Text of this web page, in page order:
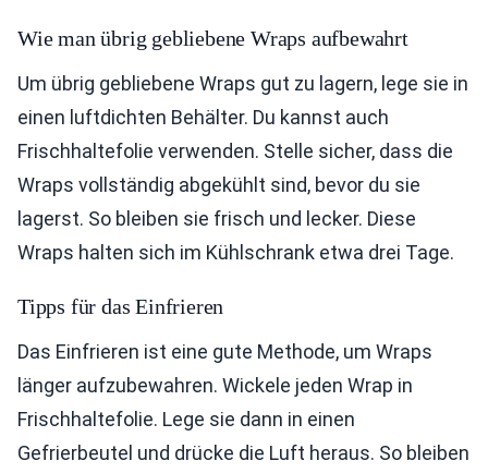
Wie man übrig gebliebene Wraps aufbewahrt
Um übrig gebliebene Wraps gut zu lagern, lege sie in
einen luftdichten Behälter. Du kannst auch
Frischhaltefolie verwenden. Stelle sicher, dass die
Wraps vollständig abgekühlt sind, bevor du sie
lagerst. So bleiben sie frisch und lecker. Diese
Wraps halten sich im Kühlschrank etwa drei Tage.
Tipps für das Einfrieren
Das Einfrieren ist eine gute Methode, um Wraps
länger aufzubewahren. Wickele jeden Wrap in
Frischhaltefolie. Lege sie dann in einen
Gefrierbeutel und drücke die Luft heraus. So bleiben